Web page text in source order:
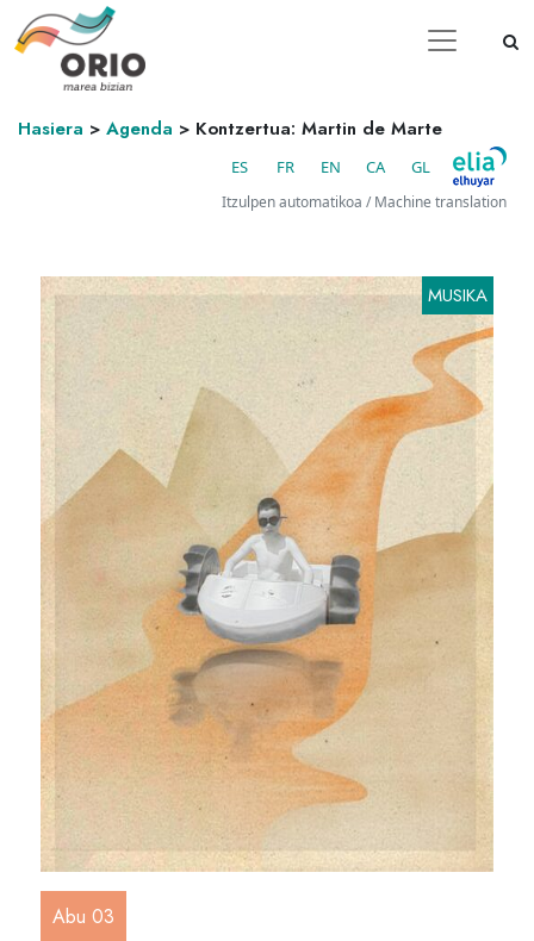
Hasiera > Agenda > Kontzertua: Martin de Marte
ES FR EN CA GL
Itzulpen automatikoa / Machine translation
MUSIKA
Abu 03